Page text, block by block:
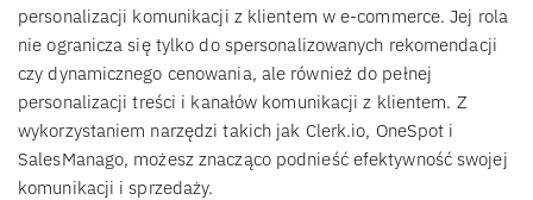
personalizacji komunikacji z klientem w e-commerce. Jej rola
nie ogranicza się tylko do spersonalizowanych rekomendacji
czy dynamicznego cenowania, ale również do pełnej
personalizacji treści i kanałów komunikacji z klientem. Z
wykorzystaniem narzędzi takich jak Clerk.io, OneSpot i
SalesManago, możesz znacząco podnieść efektywność swojej
komunikacji i sprzedaży.